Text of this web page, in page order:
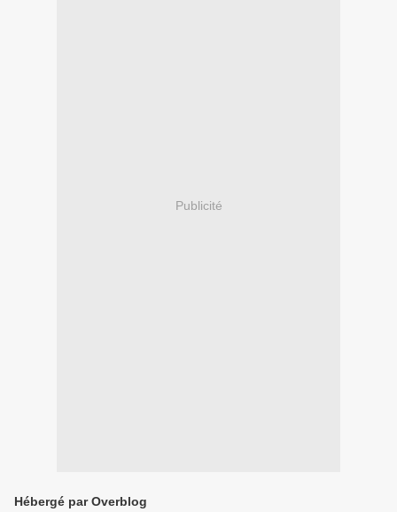
Publicité
Hébergé par Overblog